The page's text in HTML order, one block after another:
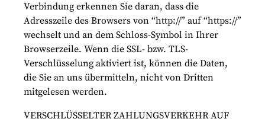
Verbindung erkennen Sie daran, dass die
Adresszeile des Browsers von “http://” auf “https://”
wechselt und an dem Schloss-Symbol in Ihrer
Browserzeile. Wenn die SSL- bzw. TLS-
Verschlüsselung aktiviert ist, können die Daten,
die Sie an uns übermitteln, nicht von Dritten
mitgelesen werden.
VERSCHLÜSSELTER ZAHLUNGSVERKEHR AUF